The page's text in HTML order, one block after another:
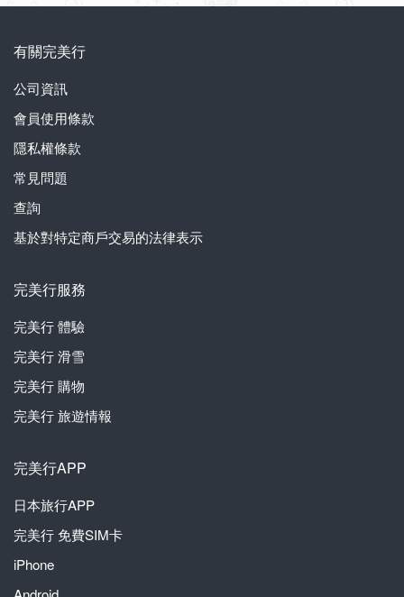
有關完美行
公司資訊
會員使用條款
隱私權條款
常見問題
查詢
基於對特定商戶交易的法律表示
完美行服務
完美行體驗
完美行滑雪
完美行購物
完美行旅遊情報
完美行APP
日本旅行APP
完美行免費SIM卡
iPhone